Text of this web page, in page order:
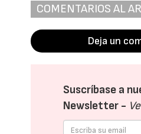
COMENTARIOS AL
Deja un
Suscríbase a
Newsletter -